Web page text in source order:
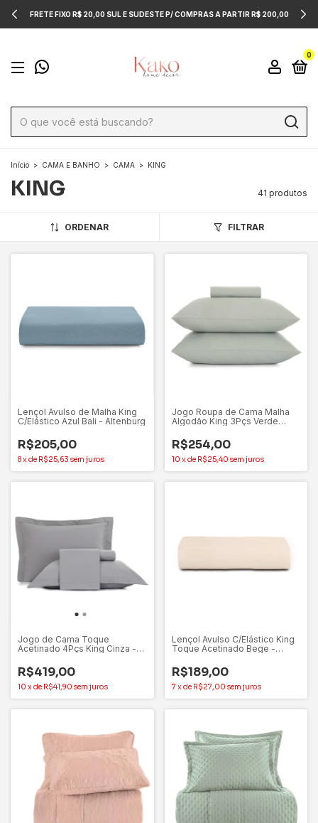
FRETE FIXO R$ 20,00 SUL E SUDESTE P/ COMPRAS A PARTIR R$ 200,00
0
Início > CAMA E BANHO > CAMA > KING
KING 41 produtos
ORDENAR FILTRAR
Lençol Avulso de Malha King
C/Elástico Azul Bali - Altenburg
R$205,00
8x de R$25,63 sem juros
Jogo Roupa de Cama Malha
Algodão King 3Pçs Verde
R$254,00
10 x de R$25,40 sem juros
Jogo de Cama Toque
Acetinado 4Pçs King Cinza -
R$419,00
10 xde R$41,90 sem juros
Lençol Avulso C/Elástico King
Toque Acetinado Bege -
R$189,00
7 xde R$27,00 sem juros